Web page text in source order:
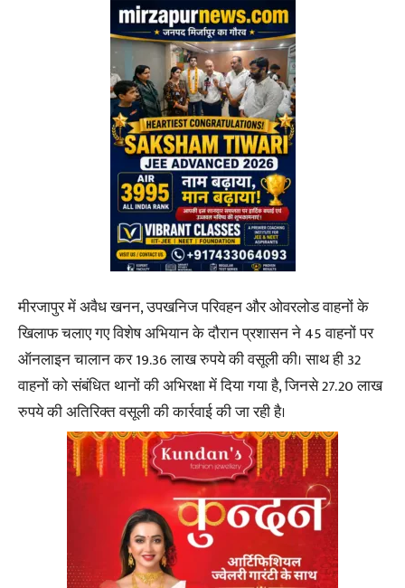
मीरजापुर में अवैध खनन, उपखनिज परिवहन और ओवरलोड वाहनों के
खिलाफ चलाए गए विशेष अभियान के दौरान प्रशासन ने 45 वाहनों पर
ऑनलाइन चालान कर 19.36 लाख रुपये की वसूली की। साथ ही 32
वाहनों को संबंधित थानों की अभिरक्षा में दिया गया है, जिनसे 27.20 लाख
रुपये की अतिरिक्त वसूली की कार्रवाई की जा रही है।